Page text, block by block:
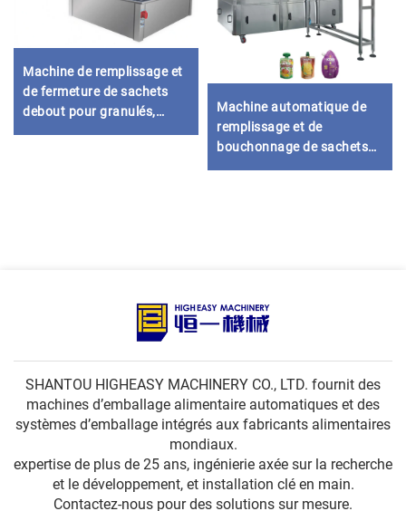
Machine de remplissage et
de fermeture de sachets
debout pour granulés,
Machine automatique de
remplissage et de
bouchonnage de sachets
debout en plastique pour
SHANTOU HIGHEASY MACHINERY CO., LTD. fournit des
machines d’emballage alimentaire automatiques et des
systèmes d’emballage intégrés aux fabricants alimentaires
mondiaux.
expertise de plus de 25 ans, ingénierie axée sur la recherche
et le développement, et installation clé en main.
Contactez-nous pour des solutions sur mesure.